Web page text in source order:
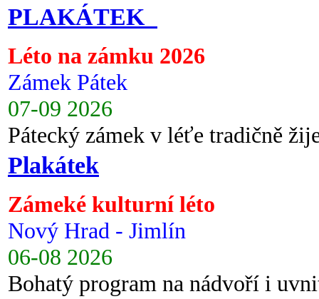
PLAKÁTEK
Léto na zámku 2026
Zámek Pátek
07-09 2026
Pátecký zámek v léťe tradičně
Plakátek
Zámeké kulturní léto
Nový Hrad - Jimlín
06-08 2026
Bohatý program na nádvoří i